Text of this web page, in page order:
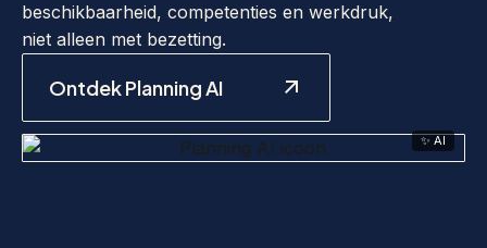
beschikbaarheid, competenties en werkdruk,
niet alleen met bezetting.
Ontdek Planning AI
✨ AI